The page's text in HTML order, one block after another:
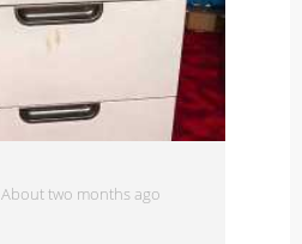
About two months ago